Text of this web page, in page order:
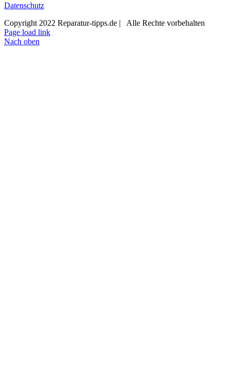
Datenschutz
Copyright 2022 Reparatur-tipps.de | Alle Rechte vorbehalten
Page load link
Nach oben